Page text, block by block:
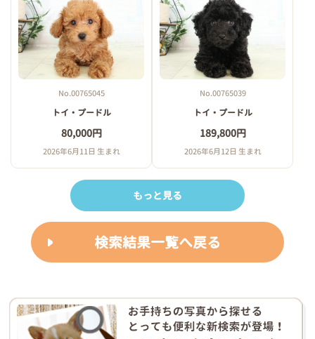
No.00765045
トイ・プードル
80,000円
2026年6月11日 生まれ
No.00765039
トイ・プードル
189,800円
2026年6月12日 生まれ
もっと見る
検索結果一覧へ戻る